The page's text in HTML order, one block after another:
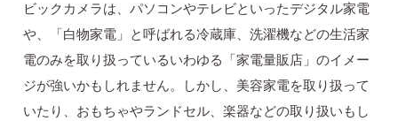
ビックカメラは、パソコンやテレビといったデジタル家電
や、「白物家電」と呼ばれる冷蔵庫、洗濯機などの生活家
電のみを取り扱っているいわゆる「家電量販店」のイメー
ジが強いかもしれません。しかし、美容家電を取り扱って
いたり、おもちゃやランドセル、楽器などの取り扱いもし